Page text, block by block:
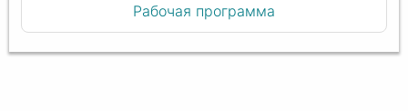
Рабочая программа